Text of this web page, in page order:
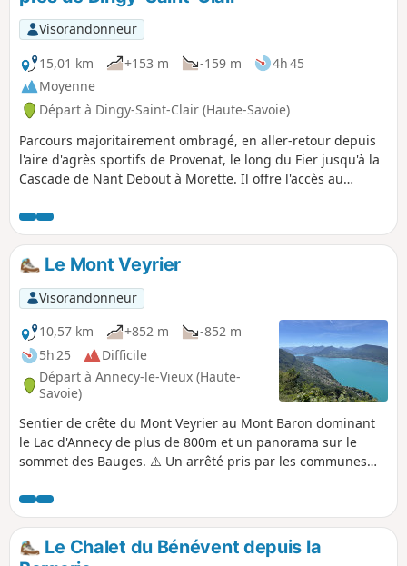
Visorandonneur
15,01 km
+153 m -159 m
4h 45
Moyenne
Départ à Dingy-Saint-Clair (Haute-Savoie)
Parcours majoritairement ombragé, en aller-retour depuis
l'aire d'agrès sportifs de Provenat, le long du Fier jusqu'à la
Cascade de Nant Debout à Morette. Il offre l'accès au
entretenus. Tout le long du chemin balisé Vert et Jaune, il
est possible de descendre au bord du Fier aux eaux claires
et limpides. La Cascade de Morette s'atteint par une montée
soutenue nécessitant une surveillance des enfants car les
nombreuses racines peuvent provoquer des glissades.
Le Mont Veyrier
Visorandonneur
10,57 km
+852 m
-852 m
5h 25
Difficile
Départ à Annecy-le-Vieux (Haute-
Savoie)
Sentier de crête du Mont Veyrier au Mont Baron dominant
le Lac d'Annecy de plus de 800m et un panorama sur le
sommet des Bauges. ⚠️ Un arrêté pris par les communes
motorisés d’accéder au Col des Contrebandiers et au Pré
Vernet.
Le Chalet du Bénévent depuis la